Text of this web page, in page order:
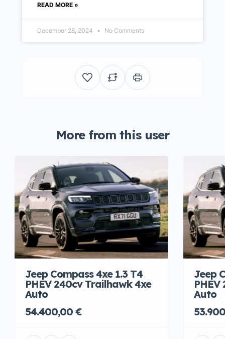
READ MORE »
December 28, 2024 No Comments
More from this user
Jeep Compass 4xe 1.3 T4
PHEV 240cv Trailhawk 4xe
Auto
54.400,00 €
Jeep
Auto